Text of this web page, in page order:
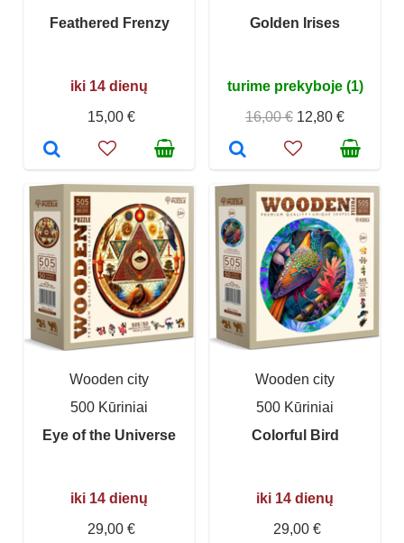
Feathered Frenzy
iki 14 dienų
15,00 €
Golden Irises
turime prekyboje (1)
16,00 € 12,80 €
Wooden city
500 Kūriniai
Eye of the Universe
iki 14 dienų
29,00 €
Wooden city
500 Kūriniai
Colorful Bird
iki 14 dienų
29,00 €